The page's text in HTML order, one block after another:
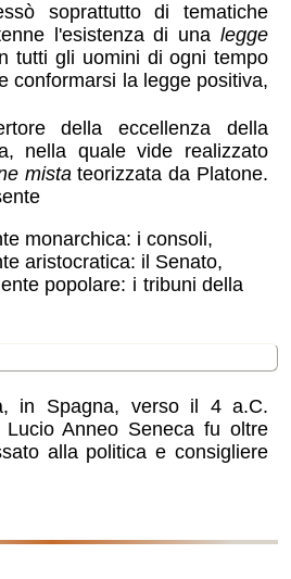
soprattutto di tematiche
l'esistenza di unalegge
tutti gli uomini di ogni tempo
conformarsi la legge positiva,
della eccellenza della
nella quale vide realizzato
mistateorizzata da Platone.
monarchica: i consoli,
aristocratica: il Senato,
popolare: i tribuni della
in Spagna, verso il 4 a.C.
Anneo Seneca fu oltre
alla politica e consigliere